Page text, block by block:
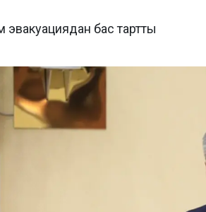
эвакуациядан бас тартты